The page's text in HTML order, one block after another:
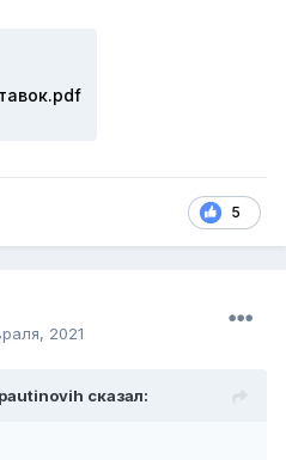
5
2021
pautinovih сказал: